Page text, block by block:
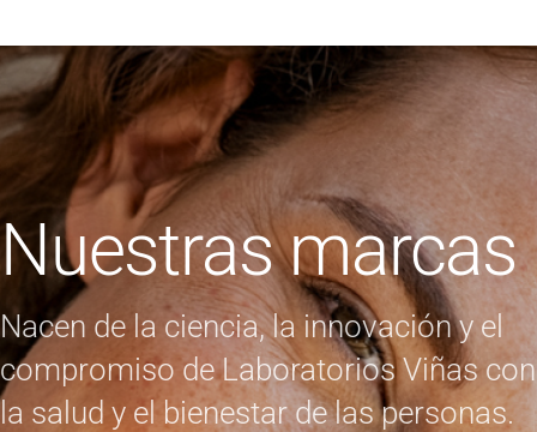
Nuestras marcas
Nacen de la ciencia, la innovación y el
compromiso de Laboratorios Viñas con
la salud y el bienestar de las personas.